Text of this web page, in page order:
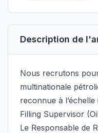
Description de
Nous recrutons
multinationale
reconnue à
Filling Supervisor
Le Responsable de